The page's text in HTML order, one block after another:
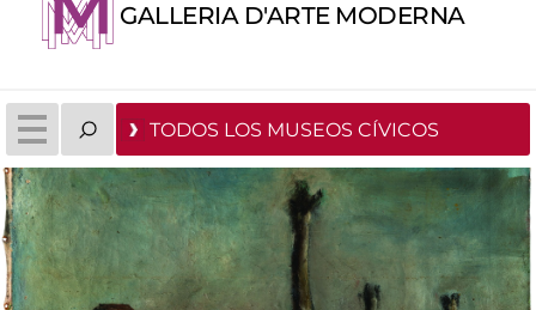
GALLERIA D'ARTE MODERNA
TODOS LOS MUSEOS CÍVICOS